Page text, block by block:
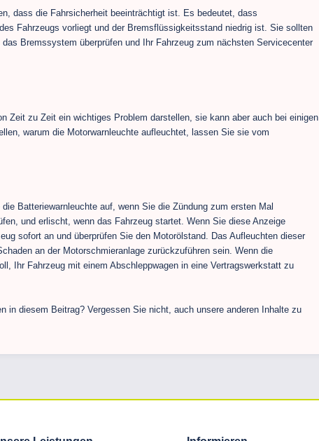
dass die Fahrsicherheit beeinträchtigt ist. Es bedeutet, dass
Fahrzeugs vorliegt und der Bremsflüssigkeitsstand niedrig ist. Sie sollten
Bremssystem überprüfen und Ihr Fahrzeug zum nächsten Servicecenter
Zeit zu Zeit ein wichtiges Problem darstellen, sie kann aber auch bei einigen
warum die Motorwarnleuchte aufleuchtet, lassen Sie sie vom
Batteriewarnleuchte auf, wenn Sie die Zündung zum ersten Mal
und erlischt, wenn das Fahrzeug startet. Wenn Sie diese Anzeige
sofort an und überprüfen Sie den Motorölstand. Das Aufleuchten dieser
an der Motorschmieranlage zurückzuführen sein. Wenn die
Ihr Fahrzeug mit einem Abschleppwagen in eine Vertragswerkstatt zu
in diesem Beitrag? Vergessen Sie nicht, auch unsere anderen Inhalte zu